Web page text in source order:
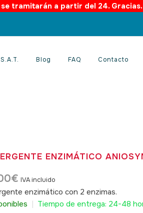
tramitarán a partir del 24. Gracias.
S.A.T. Blog FAQ Contacto
ENZIMÁTICO
€ IVA incluido
enzimático con 2 enzimas.
Tiempo de entrega: 24-48